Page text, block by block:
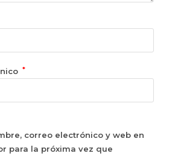
*
correo electrónico y web en
para la próxima vez que